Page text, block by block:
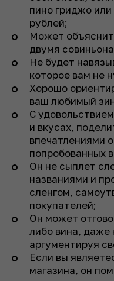
пино гриджо
рублей;
Может
двумя
Не будет
которое вам не
Хорошо
ваш любимый
С
и вкусах,
впечатлениями
попробованных
Он не сыплет
названиями и
сленгом,
покупателей;
Он может
либо вина, даже
аргументируя
Если вы
магазина, он